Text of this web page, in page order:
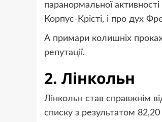
паранормальної
Корпус-Крісті, і про дух
А примари колишніх
репутації.
2. Лінкольн
Лінкольн став справжнім
списку з результатом